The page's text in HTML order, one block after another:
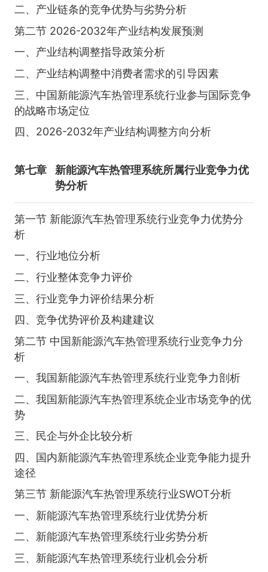
二、产业链条的竞争优势与劣势分析
第二节 2026-2032年产业结构发展预测
一、产业结构调整指导政策分析
二、产业结构调整中消费者需求的引导因素
三、中国新能源汽车热管理系统行业参与国际竞争
的战略市场定位
四、2026-2032年产业结构调整方向分析
第七章
新能源汽车热管理系统所属行业竞争力优
势分析
第一节 新能源汽车热管理系统行业竞争力优势分
析
一、行业地位分析
二、行业整体竞争力评价
三、行业竞争力评价结果分析
四、竞争优势评价及构建建议
第二节 中国新能源汽车热管理系统行业竞争力分
析
一、我国新能源汽车热管理系统行业竞争力剖析
二、我国新能源汽车热管理系统企业市场竞争的优
势
三、民企与外企比较分析
四、国内新能源汽车热管理系统企业竞争能力提升
途径
第三节 新能源汽车热管理系统行业SWOT分析
一、新能源汽车热管理系统行业优势分析
二、新能源汽车热管理系统行业劣势分析
三、新能源汽车热管理系统行业机会分析